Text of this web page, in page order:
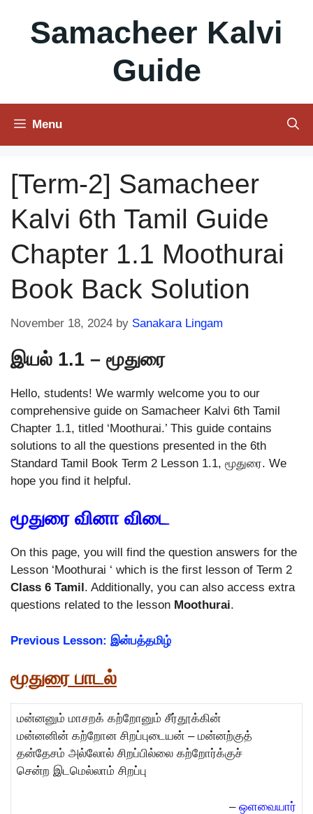
contentSamacheer Kalvi
Guide
Menu
[Term-2] Samacheer
Kalvi 6th Tamil Guide
Chapter 1.1 Moothurai
Book Back Solution
November 18, 2024 by Sanakara Lingam
இயல் 1.1 – மூதுரை
Hello, students! We warmly welcome you to our
comprehensive guide on Samacheer Kalvi 6th Tamil
Chapter 1.1, titled ‘Moothurai.’ This guide contains
solutions to all the questions presented in the 6th
Standard Tamil Book Term 2 Lesson 1.1, மூதுரை. We
hope you find it helpful.
மூதுரை வினா விடை
On this page, you will find the question answers for the
Lesson ‘Moothurai ‘ which is the first lesson of Term 2
Class 6 Tamil . Additionally, you can also access extra
questions related to the lesson Moothurai.
Previous Lesson: இன்பத்தமிழ்
மூதுரை பாடல்
மன்னனும் மாசறக் கற்றோனும் சீர்தூக்கின்
மன்னனின் கற்றோன சிறப்புடையன் – மன்னற்குத்
தன்தேசம் அல்லோல் சிறப்பில்லை கற்றோர்க்குச்
சென்ற இடமெல்லாம் சிறப்பு
– ஒளவையார்